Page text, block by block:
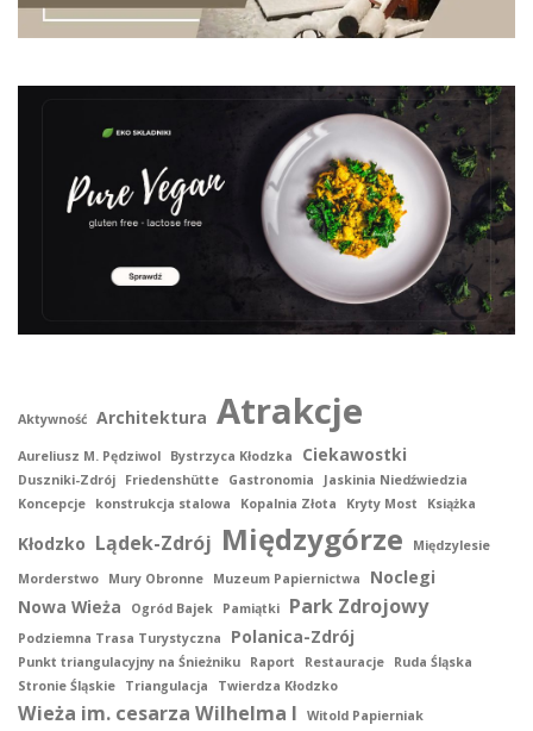
Aktywność Architektura Atrakcje
Aureliusz M. Pędziwol Bystrzyca Kłodzka Ciekawostki
Duszniki-Zdrój Friedenshütte Gastronomia
Jaskinia Niedźwiedzia
Koncepcje
konstrukcja stalowa Kopalnia Złota Kryty Most Książka
Kłodzko Lądek-Zdrój Międzygórze
Międzylesie
Morderstwo
Mury Obronne Muzeum Papiernictwa
Noclegi
Nowa Wieża
Ogród Bajek Pamiątki Park Zdrojowy
Podziemna Trasa Turystyczna Polanica-Zdrój
Punkt triangulacyjny na Śnieżniku Raport Restauracje
Ruda Śląska
Stronie Śląskie
Triangulacja Twierdza Kłodzko
Wieża im. cesarza Wilhelma I Witold Papierniak